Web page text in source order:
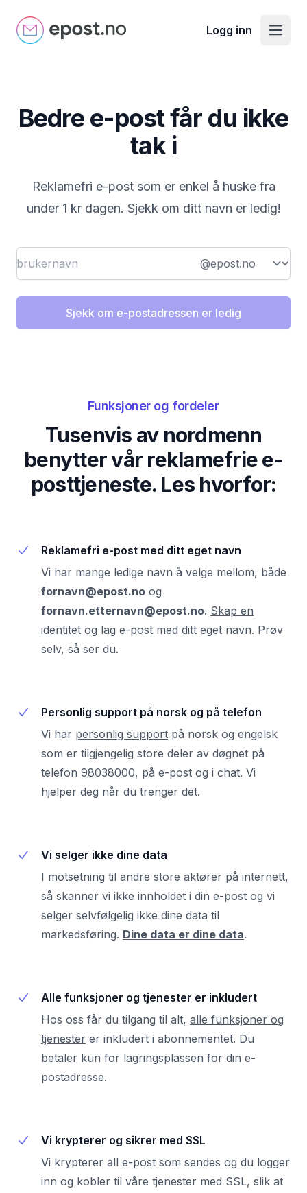
Epost.no Logg inn
Åpne
Bedre e-post får du ikke
tak i
Reklamefri e-post som er enkel å huske fra
under 1 kr dagen. Sjekk om ditt navn er ledig!
Domene
Sjekk om e-postadressen er ledig
Funksjoner og fordeler
Tusenvis av nordmenn
benytter vår reklamefrie e-
posttjeneste. Les hvorfor:
Reklamefri e-post med ditt eget navn
Vi har mange ledige navn å velge mellom, både
fornavn@epost.no og
fornavn.etternavn@epost.no. Skap en
identitet og lag e-post med ditt eget navn. Prøv
selv, så ser du.
Personlig support på norsk og på telefon
Vi har personlig support på norsk og engelsk
som er tilgjengelig store deler av døgnet på
telefon 98038000, på e-post og i chat. Vi
hjelper deg når du trenger det.
Vi selger ikke dine data
I motsetning til andre store aktører på internett,
så skanner vi ikke innholdet i din e-post og vi
selger selvfølgelig ikke dine data til
markedsføring. Dine data er dine data.
Alle funksjoner og tjenester er inkludert
Hos oss får du tilgang til alt, alle funksjoner og
tjenester er inkludert i abonnementet. Du
betaler kun for lagringsplassen for din e-
postadresse.
Vi krypterer og sikrer med SSL
Vi krypterer all e-post som sendes og du logger
inn og kobler til våre tjenester med SSL, slik at